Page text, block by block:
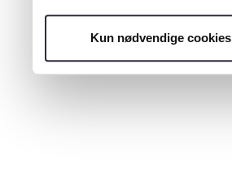
Kun nødvendige cookies